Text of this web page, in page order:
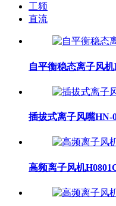
工频
直流
自平衡稳态离子风机
插拔式离子风嘴HN-
高频离子风机